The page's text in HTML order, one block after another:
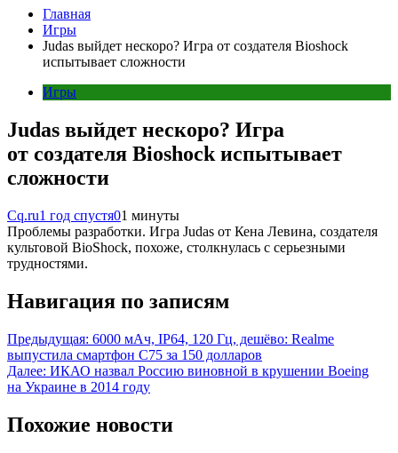
Главная
Игры
Judas выйдет нескоро? Игра от создателя Bioshock
испытывает сложности
Игры
Judas выйдет нескоро? Игра
от создателя Bioshock испытывает
сложности
Cq.ru1 год спустя01 минуты
Проблемы разработки. Игра Judas от Кена Левина, создателя
культовой BioShock, похоже, столкнулась с серьезными
трудностями.
Навигация по записям
Предыдущая: 6000 мАч, IP64, 120 Гц, дешёво: Realme
выпустила смартфон C75 за 150 долларов
Далее: ИКАО назвал Россию виновной в крушении Boeing
на Украине в 2014 году
Похожие новости